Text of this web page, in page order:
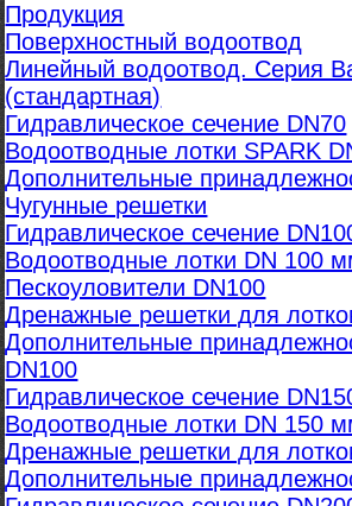
Продукция
Поверхностный водоотвод
Линейный водоотвод. Серия
(стандартная)
Гидравлическое сечение DN70
Водоотводные лотки SPARK
Дополнительные
Чугунные решетки
Гидравлическое сечение
Водоотводные лотки DN 100
Пескоуловители DN100
Дренажные решетки для
Дополнительные
DN100
Гидравлическое сечение
Водоотводные лотки DN 150
Дренажные решетки для
Дополнительные